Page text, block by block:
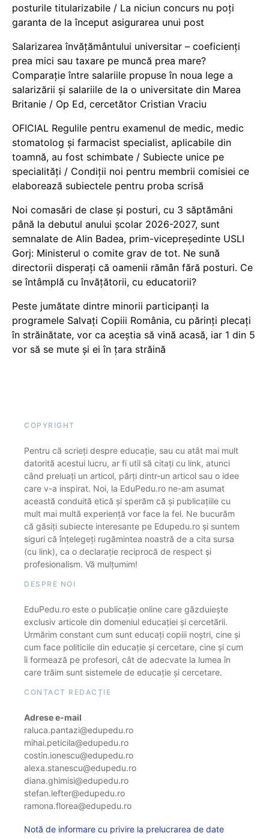
posturile titularizabile / La niciun concurs nu poți
garanta de la început asigurarea unui post
Salarizarea învățământului universitar – coeficienți
prea mici sau taxare pe muncă prea mare?
Comparație între salariile propuse în noua lege a
salarizării și salariile de la o universitate din Marea
Britanie / Op Ed, cercetător Cristian Vraciu
OFICIAL Regulile pentru examenul de medic, medic
stomatolog și farmacist specialist, aplicabile din
toamnă, au fost schimbate / Subiecte unice pe
specialități / Condiții noi pentru membrii comisiei ce
elaborează subiectele pentru proba scrisă
Noi comasări de clase și posturi, cu 3 săptămâni
până la debutul anului școlar 2026-2027, sunt
semnalate de Alin Badea, prim-vicepreședinte USLI
Gorj: Ministerul o comite grav de tot. Ne sună
directorii disperați că oamenii rămân fără posturi. Ce
se întâmplă cu învățătorii, cu educatorii?
Peste jumătate dintre minorii participanți la
programele Salvați Copiii România, cu părinți plecați
în străinătate, vor ca aceștia să vină acasă, iar 1 din 5
vor să se mute și ei în țara străină
COPYRIGHT
Pentru că scrieți despre educație, sau cu atât mai mult
datorită acestui lucru, ar fi util să citați cu link, atunci
când preluați un articol, părți dintr-un articol sau o idee
care v-a inspirat. Noi, la EduPedu.ro ne-am asumat
această conduită etică și sperăm că și publicațiile cu
mult mai multă experiență vor face la fel. Ne bucurăm
că găsiți subiecte interesante pe Edupedu.ro și suntem
siguri că înțelegeți rugămintea noastră de a cita sursa
(cu link), ca o declarație reciprocă de respect și
profesionalism. Vă mulțumim!
DESPRE NOI
EduPedu.ro este o publicație online care găzduiește
exclusiv articole din domeniul educației și cercetării.
Urmărim constant cum sunt educați copiii noștri, cine și
cum face politicile din educație și cercetare, cine și cum
îi formează pe profesori, cât de adecvate la lumea în
care trăim sunt sistemele de educație și cercetare.
CONTACT REDACȚIE
Adrese e-mail
raluca.pantazi@edupedu.ro
mihai.peticila@edupedu.ro
costin.ionescu@edupedu.ro
alexa.stanescu@edupedu.ro
diana.ghimisi@edupedu.ro
stefan.lefter@edupedu.ro
ramona.florea@edupedu.ro
Notă de informare cu privire la prelucrarea de date